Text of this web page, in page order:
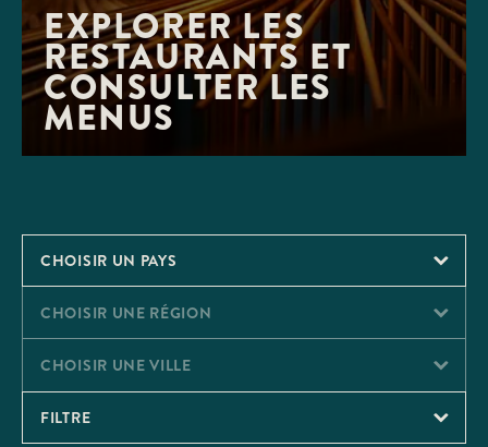
EXPLORER LES
RESTAURANTS ET
CONSULTER LES
MENUS
CHOISIR UN PAYS
CHOISIR UNE RÉGION
CHOISIR UNE VILLE
FILTRE